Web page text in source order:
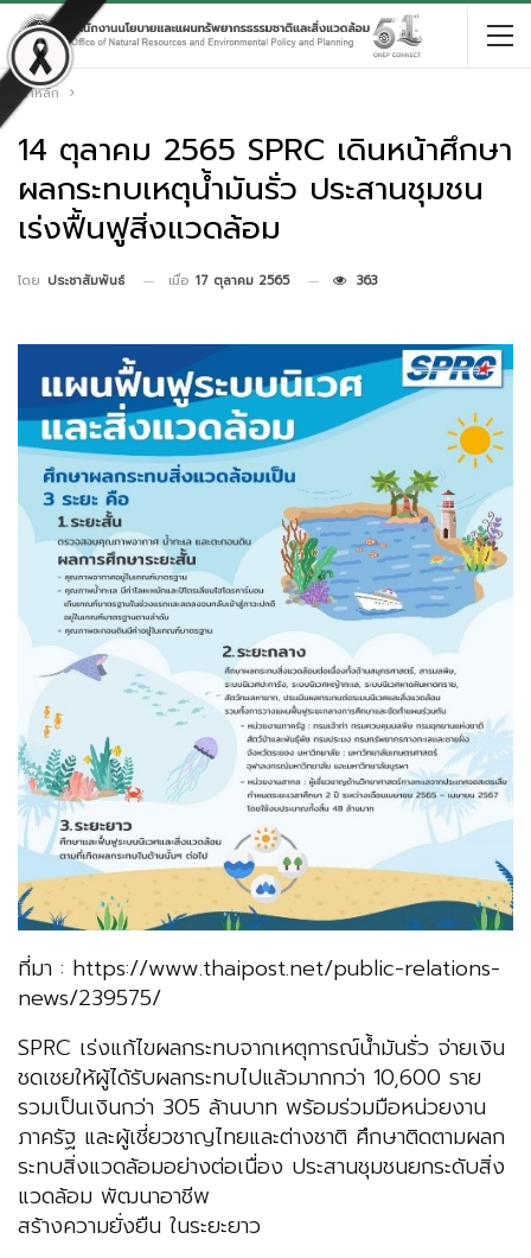
หน้าหลัก
14 ตุลาคม 2565 SPRC เดินหน้าศึกษา
ผลกระทบเหตุน้ำมันรั่ว ประสานชุมชน
เร่งฟื้นฟูสิ่งแวดล้อม
โดย ประชาสัมพันธ์ เมื่อ 17 ตุลาคม 2565 363
ที่มา : https://www.thaipost.net/public-relations-
news/239575/
SPRC เร่งแก้ไขผลกระทบจากเหตุการณ์น้ำมันรั่ว จ่ายเงิน
ชดเชยให้ผู้ได้รับผลกระทบไปแล้วมากกว่า 10,600 ราย
รวมเป็นเงินกว่า 305 ล้านบาท พร้อมร่วมมือหน่วยงาน
ภาครัฐ และผู้เชี่ยวชาญไทยและต่างชาติ ศึกษาติดตามผลก
ระทบสิ่งแวดล้อมอย่างต่อเนื่อง ประสานชุมชนยกระดับสิ่ง
แวดล้อม พัฒนาอาชีพ
สร้างความยั่งยืน ในระยะยาว